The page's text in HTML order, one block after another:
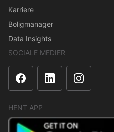
Karriere
Boligmanager
Data Insights
SOCIALE MEDIER
HENT APP